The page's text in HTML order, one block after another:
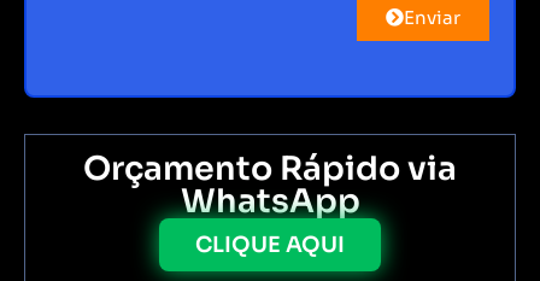
Enviar
Orçamento Rápido via
WhatsApp
CLIQUE AQUI